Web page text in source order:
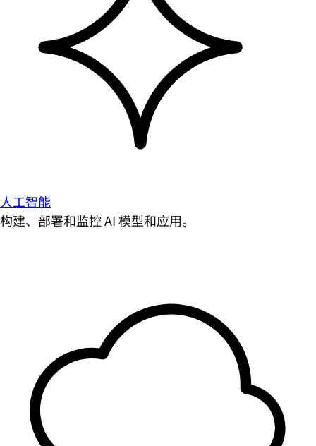
人工智能
构建、部署和监控 AI 模型和应用。